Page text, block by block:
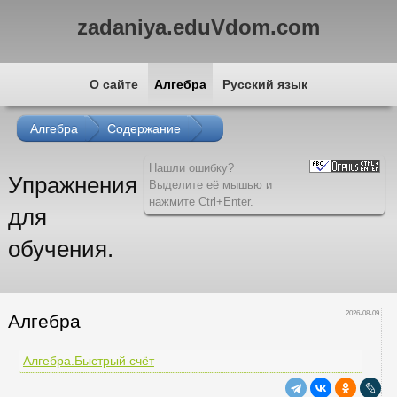
zadaniya.eduVdom.com
О сайте Алгебра Русский язык
Алгебра Содержание
Нашли ошибку?
Выделите её мышью и
нажмите Ctrl+Enter.
Упражнения
для
обучения.
2026-08-09
Алгебра
Алгебра.Быстрый счёт